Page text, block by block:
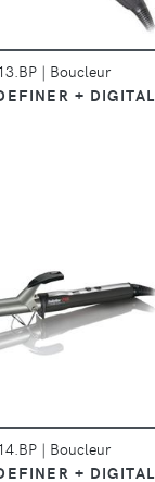
| Boucleur
+ DIGITAL
DÉTAILS
| Boucleur
+ DIGITAL